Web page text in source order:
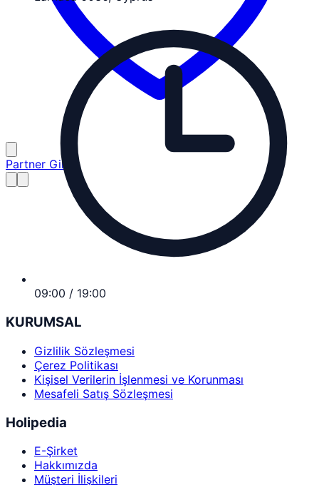
Partner Girişi
09:00 / 19:00
KURUMSAL
Gizlilik Sözleşmesi
Çerez Politikası
Kişisel Verilerin İşlenmesi ve Korunması
Mesafeli Satış Sözleşmesi
Holipedia
E-Şirket
Hakkımızda
Müşteri İlişkileri